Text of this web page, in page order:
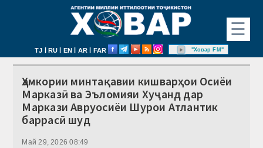
☰
TJ | RU | EN | AR | FAR "Ховар FM"
Ҳамкории минтақавии кишварҳои Осиёи
Марказӣ ва Эъломияи Хуҷанд дар
Маркази Авруосиёи Шурои Атлантик
баррасӣ шуд
Май 29, 2026 08:49